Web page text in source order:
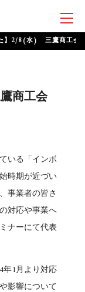
た】2/8(水) 三鷹商工会
商工会
いる「インボ
時期が近づい
事業者の皆さ
対応や事業へ
ナーにて代表
年1月より対応
影響について